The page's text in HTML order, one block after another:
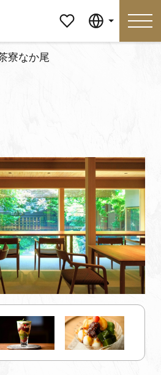
ージ
食べる
イベント
アクセス
マイページ
北陸巡り♪
寮なか尾